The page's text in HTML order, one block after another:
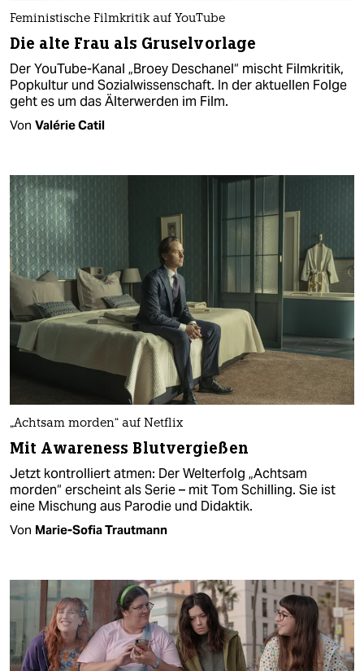
Feministische Filmkritik auf YouTube
Die alte Frau als Gruselvorlage
Der YouTube-Kanal „Broey Deschanel“ mischt Filmkritik,
Popkultur und Sozialwissenschaft. In der aktuellen Folge
geht es um das Älterwerden im Film.
Von Valérie Catil
„Achtsam morden“ auf Netflix
Mit Awareness Blutvergießen
Jetzt kontrolliert atmen: Der Welterfolg „Achtsam
morden“ erscheint als Serie – mit Tom Schilling. Sie ist
eine Mischung aus Parodie und Didaktik.
Von Marie-Sofia Trautmann